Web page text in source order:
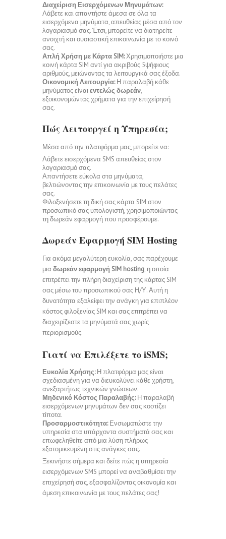
Διαχείριση Εισερχόμενων Μηνυμάτων:
Λάβετε και απαντήστε άμεσα σε όλα τα
εισερχόμενα μηνύματα, απευθείας μέσα από τον
λογαριασμό σας. Έτσι, μπορείτε να διατηρείτε
ανοιχτή και ουσιαστική επικοινωνία με το κοινό
σας.
Απλή Χρήση με Κάρτα SIM:Χρησιμοποιήστε μια
κοινή κάρτα SIM αντί για ακριβούς 5ψήφιους
αριθμούς, μειώνοντας τα λειτουργικά σας έξοδα.
Οικονομική Λειτουργία:Η παραλαβή κάθε
μηνύματος είναιεντελώς δωρεάν,
εξοικονομώντας χρήματα για την επιχείρησή
σας.
Πώς Λειτουργεί η Υπηρεσία;
Μέσα από την πλατφόρμα μας, μπορείτε να:
Λάβετε εισερχόμενα SMS απευθείας στον
λογαριασμό σας.
Απαντήσετε εύκολα στα μηνύματα,
βελτιώνοντας την επικοινωνία με τους πελάτες
σας.
Φιλοξενήσετε τη δική σας κάρτα SIM στον
προσωπικό σας υπολογιστή, χρησιμοποιώντας
τη δωρεάν εφαρμογή που προσφέρουμε.
Δωρεάν Εφαρμογή SIM Hosting
Για ακόμα μεγαλύτερη ευκολία, σας παρέχουμε
μια δωρεάν εφαρμογή SIM hosting, η οποία
επιτρέπει την πλήρη διαχείριση της κάρτας SIM
σας μέσω του προσωπικού σας Η/Υ. Αυτή η
δυνατότητα εξαλείφει την ανάγκη για επιπλέον
κόστος φιλοξενίας SIM και σας επιτρέπει να
διαχειρίζεστε τα μηνύματά σας χωρίς
περιορισμούς.
Γιατί να Επιλέξετε το iSMS;
Ευκολία Χρήσης:Η πλατφόρμα μας είναι
σχεδιασμένη για να διευκολύνει κάθε χρήστη,
ανεξαρτήτως τεχνικών γνώσεων.
Μηδενικό Κόστος Παραλαβής:Η παραλαβή
εισερχόμενων μηνυμάτων δεν σας κοστίζει
τίποτα.
Προσαρμοστικότητα:Ενσωματώστε την
υπηρεσία στα υπάρχοντα συστήματά σας και
επωφεληθείτε από μια λύση πλήρως
εξατομικευμένη στις ανάγκες σας.
Ξεκινήστε σήμερα και δείτε πώς η υπηρεσία
εισερχόμενων SMS μπορεί να αναβαθμίσει την
επιχείρησή σας, εξασφαλίζοντας οικονομία και
άμεση επικοινωνία με τους πελάτες σας!